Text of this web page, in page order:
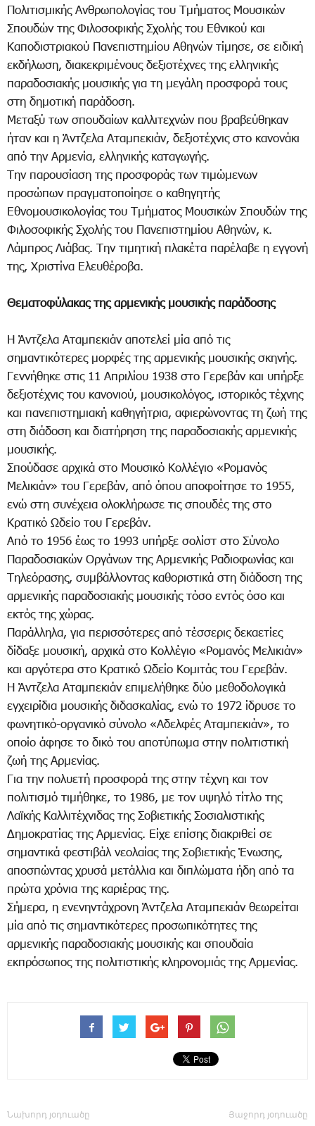
Πολιτισμικής Ανθρωπολογίας του Τμήματος Μουσικών
Σπουδών της Φιλοσοφικής Σχολής του Εθνικού και
Καποδιστριακού Πανεπιστημίου Αθηνών τίμησε, σε ειδική
εκδήλωση, διακεκριμένους δεξιοτέχνες της ελληνικής
παραδοσιακής μουσικής για τη μεγάλη προσφορά τους
στη δημοτική παράδοση.
Μεταξύ των σπουδαίων καλλιτεχνών που βραβεύθηκαν
ήταν και η Άντζελα Αταμπεκιάν, δεξιοτέχνις στο κανονάκι
από την Αρμενία, ελληνικής καταγωγής.
Την παρουσίαση της προσφοράς των τιμώμενων
προσώπων πραγματοποίησε ο καθηγητής
Εθνομουσικολογίας του Τμήματος Μουσικών Σπουδών της
Φιλοσοφικής Σχολής του Πανεπιστημίου Αθηνών, κ.
Λάμπρος Λιάβας. Την τιμητική πλακέτα παρέλαβε η εγγονή
της, Χριστίνα Ελευθέροβα.
Θεματοφύλακας της αρμενικής μουσικής παράδοσης
Η Άντζελα Αταμπεκιάν αποτελεί μία από τις
σημαντικότερες μορφές της αρμενικής μουσικής σκηνής.
Γεννήθηκε στις 11 Απριλίου 1938 στο Γερεβάν και υπήρξε
δεξιοτέχνις του κανονιού, μουσικολόγος, ιστορικός τέχνης
και πανεπιστημιακή καθηγήτρια, αφιερώνοντας τη ζωή της
στη διάδοση και διατήρηση της παραδοσιακής αρμενικής
μουσικής.
Σπούδασε αρχικά στο Μουσικό Κολλέγιο «Ρομανός
Μελικιάν» του Γερεβάν, από όπου αποφοίτησε το 1955,
ενώ στη συνέχεια ολοκλήρωσε τις σπουδές της στο
Κρατικό Ωδείο του Γερεβάν.
Από το 1956 έως το 1993 υπήρξε σολίστ στο Σύνολο
Παραδοσιακών Οργάνων της Αρμενικής Ραδιοφωνίας και
Τηλεόρασης, συμβάλλοντας καθοριστικά στη διάδοση της
αρμενικής παραδοσιακής μουσικής τόσο εντός όσο και
εκτός της χώρας.
Παράλληλα, για περισσότερες από τέσσερις δεκαετίες
δίδαξε μουσική, αρχικά στο Κολλέγιο «Ρομανός Μελικιάν»
και αργότερα στο Κρατικό Ωδείο Κομιτάς του Γερεβάν.
Η Άντζελα Αταμπεκιάν επιμελήθηκε δύο μεθοδολογικά
εγχειρίδια μουσικής διδασκαλίας, ενώ το 1972 ίδρυσε το
φωνητικό-οργανικό σύνολο «Αδελφές Αταμπεκιάν», το
οποίο άφησε το δικό του αποτύπωμα στην πολιτιστική
ζωή της Αρμενίας.
Για την πολυετή προσφορά της στην τέχνη και τον
πολιτισμό τιμήθηκε, το 1986, με τον υψηλό τίτλο της
Λαϊκής Καλλιτέχνιδας της Σοβιετικής Σοσιαλιστικής
Δημοκρατίας της Αρμενίας. Είχε επίσης διακριθεί σε
σημαντικά φεστιβάλ νεολαίας της Σοβιετικής Ένωσης,
αποσπώντας χρυσά μετάλλια και διπλώματα ήδη από τα
πρώτα χρόνια της καριέρας της.
Σήμερα, η ενενηντάχρονη Άντζελα Αταμπεκιάν θεωρείται
μία από τις σημαντικότερες προσωπικότητες της
αρμενικής παραδοσιακής μουσικής και σπουδαία
εκπρόσωπος της πολιτιστικής κληρονομιάς της Αρμενίας.
Նախորդ յօդուածը Յաջորդ յօդուածը